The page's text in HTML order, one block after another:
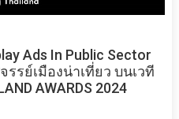
Ads In Public Sector
รย์เมืองน่าเที่ยว บนเวที
AWARDS 2024